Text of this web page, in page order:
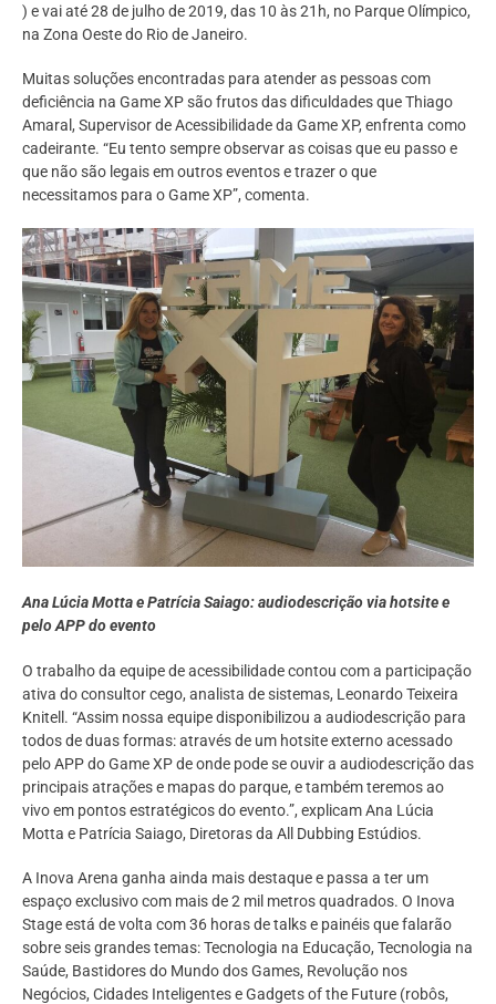
) e vai até 28 de julho de 2019, das 10 às 21h, no Parque Olímpico,
na Zona Oeste do Rio de Janeiro.
Muitas soluções encontradas para atender as pessoas com
deficiência na Game XP são frutos das dificuldades que Thiago
Amaral, Supervisor de Acessibilidade da Game XP, enfrenta como
cadeirante. “Eu tento sempre observar as coisas que eu passo e
que não são legais em outros eventos e trazer o que
necessitamos para o Game XP”, comenta.
Ana Lúcia Motta e Patrícia Saiago: audiodescrição via hotsite e
pelo APP do evento
O trabalho da equipe de acessibilidade contou com a participação
ativa do consultor cego, analista de sistemas, Leonardo Teixeira
Knitell. “Assim nossa equipe disponibilizou a audiodescrição para
todos de duas formas: através de um hotsite externo acessado
pelo APP do Game XP de onde pode se ouvir a audiodescrição das
principais atrações e mapas do parque, e também teremos ao
vivo em pontos estratégicos do evento.”, explicam Ana Lúcia
Motta e Patrícia Saiago, Diretoras da All Dubbing Estúdios.
A Inova Arena ganha ainda mais destaque e passa a ter um
espaço exclusivo com mais de 2 mil metros quadrados. O Inova
Stage está de volta com 36 horas de talks e painéis que falarão
sobre seis grandes temas: Tecnologia na Educação, Tecnologia na
Saúde, Bastidores do Mundo dos Games, Revolução nos
Negócios, Cidades Inteligentes e Gadgets of the Future (robôs,